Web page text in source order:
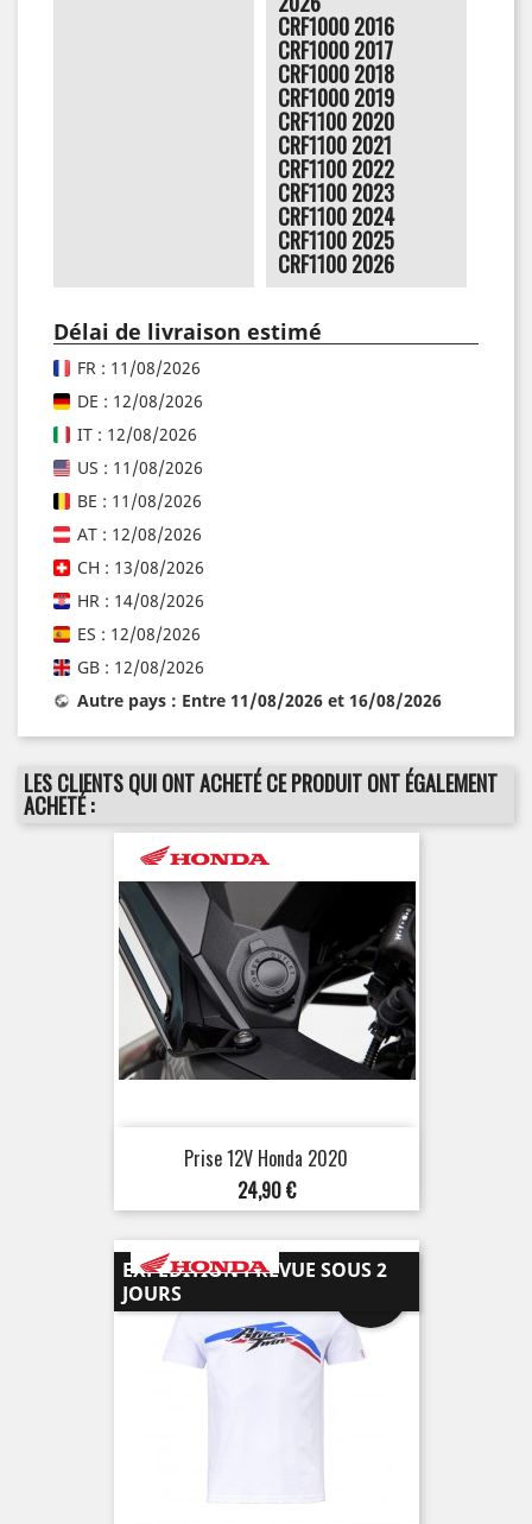
CRF1000 2016
CRF1000 2017
CRF1000 2018
CRF1000 2019
CRF1100 2020
CRF1100 2021
CRF1100 2022
CRF1100 2023
CRF1100 2024
CRF1100 2025
CRF1100 2026
Délai de livraison estimé
FR : 11/08/2026
DE : 12/08/2026
IT : 12/08/2026
US : 11/08/2026
BE : 11/08/2026
AT : 12/08/2026
CH : 13/08/2026
HR : 14/08/2026
ES : 12/08/2026
GB : 12/08/2026
Autre pays : Entre 11/08/2026 et 16/08/2026
LES CLIENTS QUI ONT ACHETÉ CE PRODUIT ONT ÉGALEMENT
ACHETÉ :
Prise 12V Honda 2020
Prix
24,90 €
-10%
EXPÉDITION PRÉVUE SOUS 2
JOURS